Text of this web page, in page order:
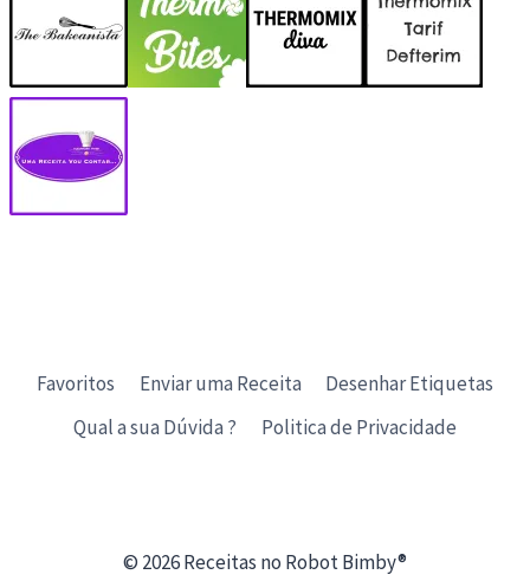
Favoritos Enviar uma Receita
Desenhar Etiquetas
Qual a sua Dúvida ?
Politica de Privacidade
© 2026 Receitas no Robot Bimby®